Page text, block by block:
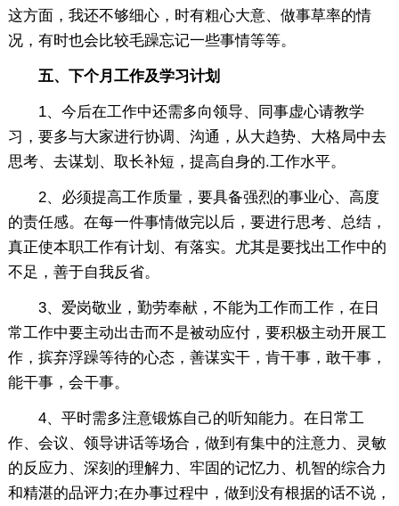
这方面，我还不够细心，时有粗心大意、做事草率的情
况，有时也会比较毛躁忘记一些事情等等。
五、下个月工作及学习计划
1、今后在工作中还需多向领导、同事虚心请教学
习，要多与大家进行协调、沟通，从大趋势、大格局中去
思考、去谋划、取长补短，提高自身的.工作水平。
2、必须提高工作质量，要具备强烈的事业心、高度
的责任感。在每一件事情做完以后，要进行思考、总结，
真正使本职工作有计划、有落实。尤其是要找出工作中的
不足，善于自我反省。
3、爱岗敬业，勤劳奉献，不能为工作而工作，在日
常工作中要主动出击而不是被动应付，要积极主动开展工
作，摈弃浮躁等待的心态，善谋实干，肯干事，敢干事，
能干事，会干事。
4、平时需多注意锻炼自己的听知能力。在日常工
作、会议、领导讲话等场合，做到有集中的注意力、灵敏
的反应力、深刻的理解力、牢固的记忆力、机智的综合力
和精湛的品评力;在办事过程中，做到没有根据的话不说，